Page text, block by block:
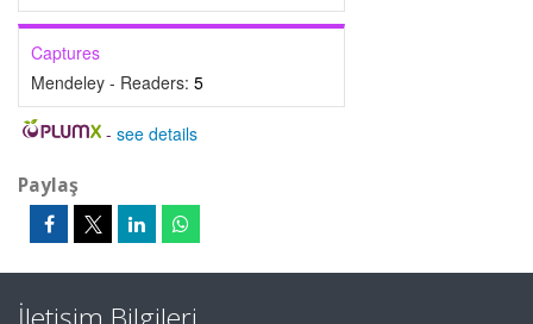
Captures
Mendeley - Readers: 5
- see details
Paylaş